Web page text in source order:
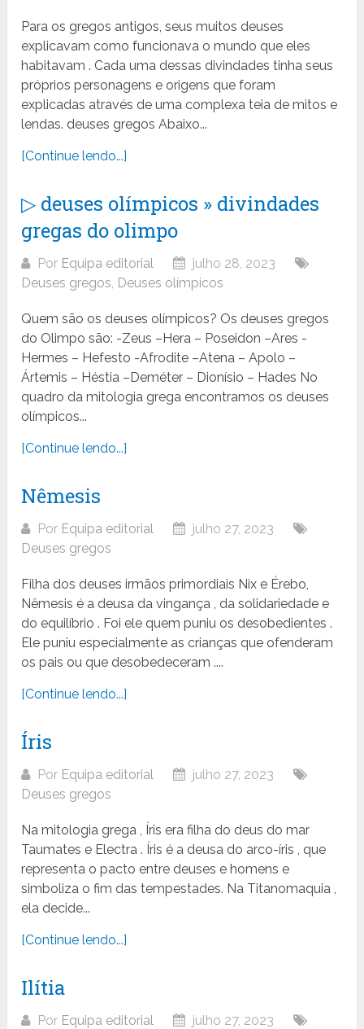
Para os gregos antigos, seus muitos deuses
explicavam como funcionava o mundo que eles
habitavam . Cada uma dessas divindades tinha seus
próprios personagens e origens que foram
explicadas através de uma complexa teia de mitos e
lendas. deuses gregos Abaixo...
[Continue lendo...]
▷ deuses olímpicos » divindades
gregas do olimpo
Por Equipa editorial
julho 28, 2023
Deuses gregos, Deuses olímpicos
Quem são os deuses olímpicos? Os deuses gregos
do Olimpo são: -Zeus –Hera – Poseidon –Ares -
Hermes – Hefesto -Afrodite –Atena – Apolo –
Ártemis – Héstia –Deméter – Dionísio – Hades No
quadro da mitologia grega encontramos os deuses
olímpicos...
[Continue lendo...]
Nêmesis
Por Equipa editorial
julho 27, 2023
Deuses gregos
Filha dos deuses irmãos primordiais Nix e Érebo,
Nêmesis é a deusa da vingança , da solidariedade e
do equilíbrio . Foi ele quem puniu os desobedientes .
Ele puniu especialmente as crianças que ofenderam
os pais ou que desobedeceram ....
[Continue lendo...]
Íris
Por Equipa editorial
julho 27, 2023
Deuses gregos
Na mitologia grega , Íris era filha do deus do mar
Taumates e Electra . Íris é a deusa do arco-íris , que
representa o pacto entre deuses e homens e
simboliza o fim das tempestades. Na Titanomaquia ,
ela decide...
[Continue lendo...]
Ilítia
Por Equipa editorial julho 27, 2023